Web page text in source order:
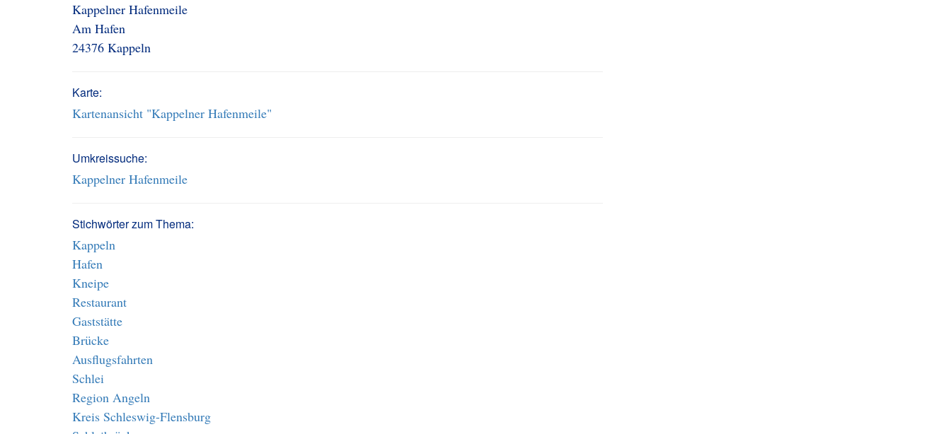
Kappelner Hafenmeile
Am Hafen
24376 Kappeln
Karte:
Kartenansicht "Kappelner Hafenmeile"
Umkreissuche:
Kappelner Hafenmeile
Stichwörter zum Thema:
Kappeln
Hafen
Kneipe
Restaurant
Gaststätte
Brücke
Ausflugsfahrten
Schlei
Region Angeln
Kreis Schleswig-Flensburg